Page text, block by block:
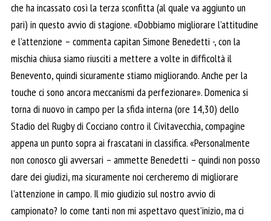
che ha incassato così la terza sconfitta (al quale va aggiunto un
pari) in questo avvio di stagione. «Dobbiamo migliorare l’attitudine
e l’attenzione – commenta capitan Simone Benedetti -, con la
mischia chiusa siamo riusciti a mettere a volte in difficoltà il
Benevento, quindi sicuramente stiamo migliorando. Anche per la
touche ci sono ancora meccanismi da perfezionare». Domenica si
torna di nuovo in campo per la sfida interna (ore 14,30) dello
Stadio del Rugby di Cocciano contro il Civitavecchia, compagine
appena un punto sopra ai frascatani in classifica. «Personalmente
non conosco gli avversari – ammette Benedetti – quindi non posso
dare dei giudizi, ma sicuramente noi cercheremo di migliorare
l’attenzione in campo. Il mio giudizio sul nostro avvio di
campionato? Io come tanti non mi aspettavo quest’inizio, ma ci